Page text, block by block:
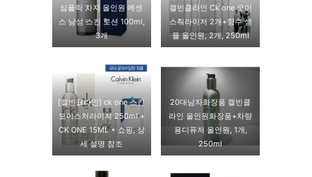
심플릭 차지 올인원 에센
스 남성 스킨 로션 100ml,
3개
캘빈클라인 Ck one 모이
스춰라이저 2개+향수 샘
플 올인원, 2개, 250ml
[캘빈클라인] ck one 스킨
모이스처라이져 250ml +
CK ONE 15ML + 쇼핑, 상
세 설명 참조
20대남자화장품 캘빈클
라인 올인원화장품+차량
용디퓨저 올인원, 1개,
250ml